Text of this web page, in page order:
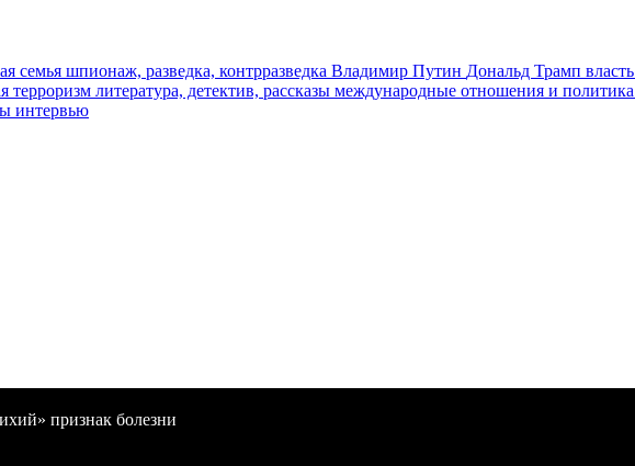
семья шпионаж, разведка, контрразведка Владимир Путин Дональд Трамп власть
терроризм литература, детектив, рассказы международные отношения и политика
интервью
признак болезни